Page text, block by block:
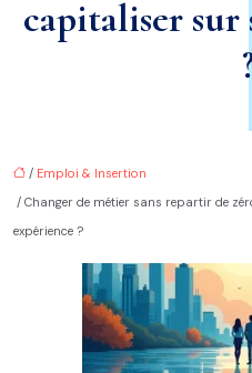
capitaliser sur
/ Emploi & Insertion
/ Changer de métier sans repartir de
expérience ?